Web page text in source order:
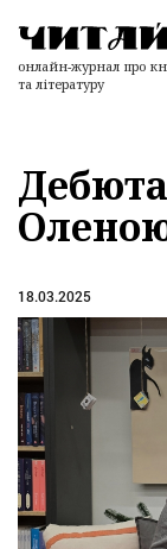
онлайн-журнал про
та літературу
18.03.2025